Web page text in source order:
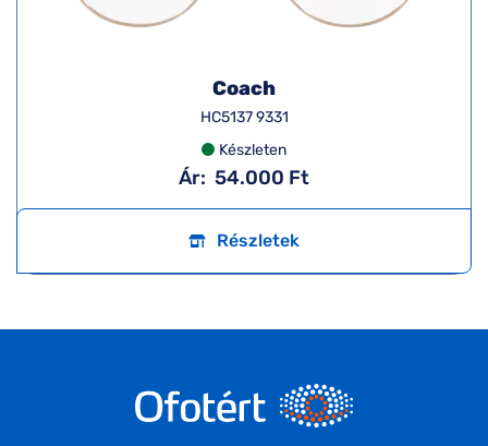
Coach
HC5137 9331
Készleten
Ár: 54.000 Ft
Részletek